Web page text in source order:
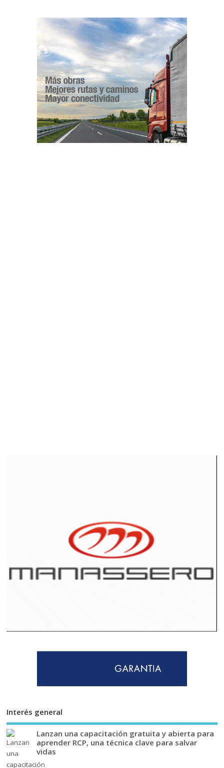
Interés general
Lanzan una capacitación gratuita y abierta para
aprender RCP, una técnica clave para salvar
vidas